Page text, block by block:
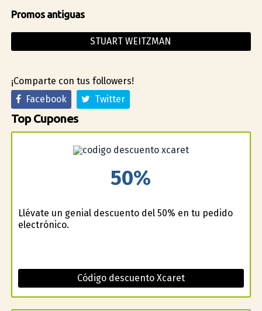
Promos antiguas
STUART WEITZMAN
¡Comparte con tus followers!
Facebook
Twitter
Top Cupones
50%
Llévate un genial descuento del 50% en tu pedido
electrónico.
Código descuento Xcaret